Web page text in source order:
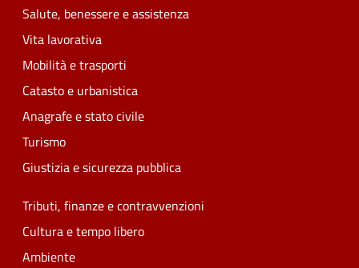
Salute, benessere e assistenza
Vita lavorativa
Mobilità e trasporti
Catasto e urbanistica
Anagrafe e stato civile
Turismo
Giustizia e sicurezza pubblica
Tributi, finanze e contravvenzioni
Cultura e tempo libero
Ambiente